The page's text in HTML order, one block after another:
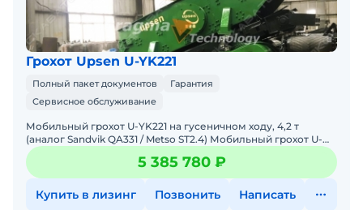
Грохот Upsen U-YK221
Полный пакет документов
Гарантия
Сервисное обслуживание
Мобильный грохот U-YK221 на гусеничном ходу, 4,2 т
(аналог Sandvik QA331 / Metso ST2.4) Мобильный грохот U-
YK221 на гусеничном шасси - это компактная и высокоэ
5 385 780 ₽
Купить в лизинг Позвонить Написать